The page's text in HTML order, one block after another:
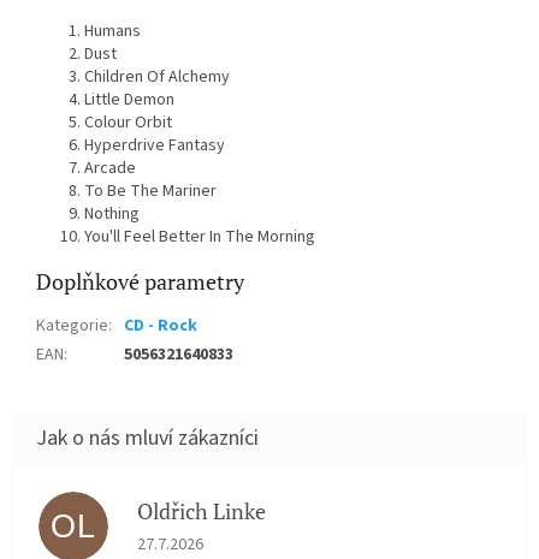
Humans
Dust
Children Of Alchemy
Little Demon
Colour Orbit
Hyperdrive Fantasy
Arcade
To Be The Mariner
Nothing
You'll Feel Better In The Morning
Doplňkové parametry
Kategorie: CD - Rock
EAN: 5056321640833
OL Oldřich Linke
Hodnocení obchodu je 5 z 5 hvězdiček.
27.7.2026